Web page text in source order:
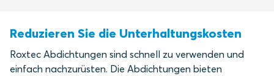
Reduzieren Sie die Unterhaltungskosten
Roxtec Abdichtungen sind schnell zu verwenden und
einfach nachzurüsten. Die Abdichtungen bieten